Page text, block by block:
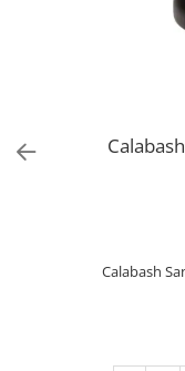
Calabash